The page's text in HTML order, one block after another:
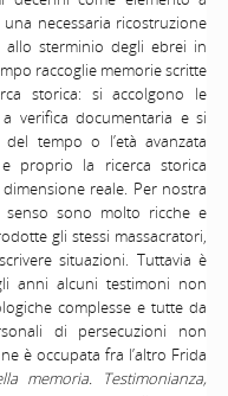
necessaria ricostruzione
allo sterminio degli ebrei in
raccoglie memorie scritte
storica: si accolgono le
verifica documentaria e si
tempo o l’età avanzata
proprio la ricerca storica
reale. Per nostra
sono molto ricche e
gli stessi massacratori,
situazioni. Tuttavia è
anni alcuni testimoni non
complesse e tutte da
di persecuzioni non
è occupata fra l’altro Frida
memoria. Testimonianza,